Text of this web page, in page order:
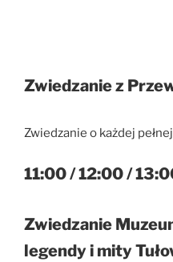
Zwiedzanie z
Zwiedzanie o każdej
11:00 / 12:00 /
Zwiedzanie
legendy i mity